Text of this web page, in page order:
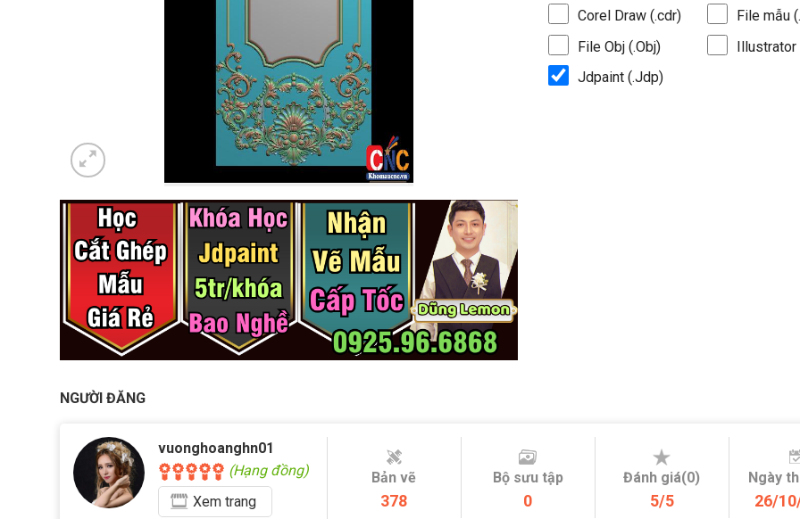
Corel Draw (.cdr)
File mẫu
File Obj (.Obj)
Illustrator
Jdpaint (.Jdp)
NGƯỜI ĐĂNG
vuonghoanghn01
(Hạng đồng)
Xem trang
Bản vẽ
378
Bộ sưu tập
0
Đánh giá(0)
5/5
Ngày
26/